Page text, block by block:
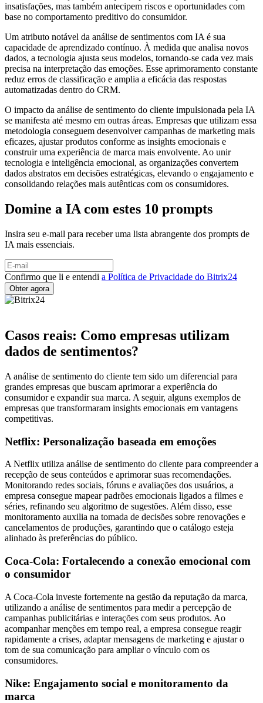
insatisfações, mas também antecipem riscos e oportunidades com
base no comportamento preditivo do consumidor.
Um atributo notável da análise de sentimentos com IA é sua
capacidade de aprendizado contínuo. À medida que analisa novos
dados, a tecnologia ajusta seus modelos, tornando-se cada vez mais
precisa na interpretação das emoções. Esse aprimoramento constante
reduz erros de classificação e amplia a eficácia das respostas
automatizadas dentro do CRM.
O impacto da análise de sentimento do cliente impulsionada pela IA
se manifesta até mesmo em outras áreas. Empresas que utilizam essa
metodologia conseguem desenvolver campanhas de marketing mais
eficazes, ajustar produtos conforme as insights emocionais e
construir uma experiência de marca mais envolvente. Ao unir
tecnologia e inteligência emocional, as organizações convertem
dados abstratos em decisões estratégicas, elevando o engajamento e
consolidando relações mais autênticas com os consumidores.
Domine a IA com estes 10 prompts
Insira seu e-mail para receber uma lista abrangente dos prompts de
IA mais essenciais.
Confirmo que li e entendi a Política de Privacidade do Bitrix24
Casos reais: Como empresas utilizam
dados de sentimentos?
A análise de sentimento do cliente tem sido um diferencial para
grandes empresas que buscam aprimorar a experiência do
consumidor e expandir sua marca. A seguir, alguns exemplos de
empresas que transformaram insights emocionais em vantagens
competitivas.
Netflix: Personalização baseada em emoções
A Netflix utiliza análise de sentimento do cliente para compreender a
recepção de seus conteúdos e aprimorar suas recomendações.
Monitorando redes sociais, fóruns e avaliações dos usuários, a
empresa consegue mapear padrões emocionais ligados a filmes e
séries, refinando seu algoritmo de sugestões. Além disso, esse
monitoramento auxilia na tomada de decisões sobre renovações e
cancelamentos de produções, garantindo que o catálogo esteja
alinhado às preferências do público.
Coca-Cola: Fortalecendo a conexão emocional com
o consumidor
A Coca-Cola investe fortemente na gestão da reputação da marca,
utilizando a análise de sentimentos para medir a percepção de
campanhas publicitárias e interações com seus produtos. Ao
acompanhar menções em tempo real, a empresa consegue reagir
rapidamente a crises, adaptar mensagens de marketing e ajustar o
tom de sua comunicação para ampliar o vínculo com os
consumidores.
Nike: Engajamento social e monitoramento da
marca